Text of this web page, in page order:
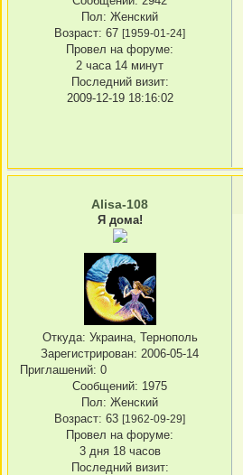
Пол: Женский
Возраст: 67 [1959-01-24]
Провел на форуме:
2 часа 14 минут
Последний визит:
2009-12-19 18:16:02
Alisa-108
Я дома!
Откуда: Украина, Тернополь
Зарегистрирован: 2006-05-14
Приглашений: 0
Сообщений: 1975
Пол: Женский
Возраст: 63 [1962-09-29]
Провел на форуме:
3 дня 18 часов
Последний визит: